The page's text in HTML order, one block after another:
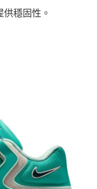
穩固性。